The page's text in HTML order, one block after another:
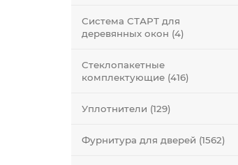
Система СТАРТ для
деревянных окон (4)
Стеклопакетные
комплектующие (416)
Уплотнители (129)
Фурнитура для дверей (1562)